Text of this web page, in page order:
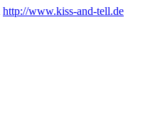
http://www.kiss-and-tell.de